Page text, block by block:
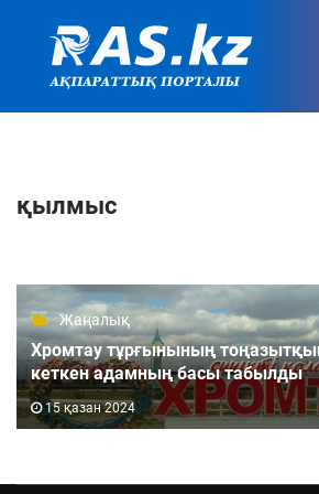
қылмыс
Жаңалық
Хромтау тұрғынының
кеткен адамның басы табылды
15 қазан 2024